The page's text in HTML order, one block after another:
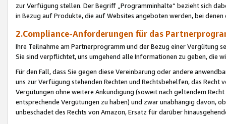
zur Verfügung stellen. Der Begriff „Programminhalte“ bezieht sich
in Bezug auf Produkte, die auf Websites angeboten werden, bei
2.Compliance-Anforderungen für das
Ihre Teilnahme am Partnerprogramm und der Bezug einer Vergütung
Sie sind verpflichtet, uns umgehend alle Informationen zu geben, die
Für den Fall, dass Sie gegen diese Vereinbarung oder andere
uns zur Verfügung stehenden Rechten und Rechtsbehelfen, das
Vergütungen ohne weitere Ankündigung (soweit nach geltendem
entsprechende Vergütungen zu haben) und zwar unabhängig davon,
unbeschadet des Rechts von Amazon, Ersatz für darüber